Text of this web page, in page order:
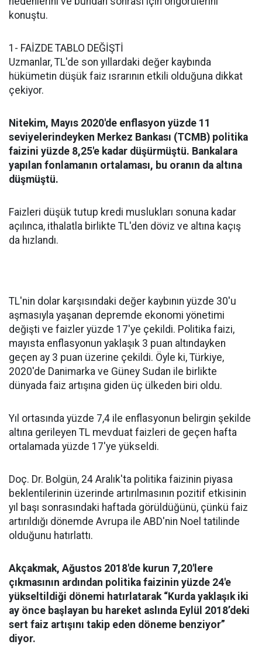
konuştu.
1- FAİZDE TABLO DEĞİŞTİ
Uzmanlar, TL'de son yıllardaki değer kaybında
hükümetin düşük faiz ısrarının etkili olduğuna dikkat
çekiyor.
Nitekim, Mayıs 2020'de enflasyon yüzde 11
seviyelerindeyken Merkez Bankası (TCMB) politika
faizini yüzde 8,25'e kadar düşürmüştü. Bankalara
yapılan fonlamanın ortalaması, bu oranın da altına
düşmüştü.
Faizleri düşük tutup kredi muslukları sonuna kadar
açılınca, ithalatla birlikte TL'den döviz ve altına kaçış
da hızlandı.
TL'nin dolar karşısındaki değer kaybının yüzde 30'u
aşmasıyla yaşanan depremde ekonomi yönetimi
değişti ve faizler yüzde 17'ye çekildi. Politika faizi,
mayısta enflasyonun yaklaşık 3 puan altındayken
geçen ay 3 puan üzerine çekildi. Öyle ki, Türkiye,
2020'de Danimarka ve Güney Sudan ile birlikte
dünyada faiz artışına giden üç ülkeden biri oldu.
Yıl ortasında yüzde 7,4 ile enflasyonun belirgin şekilde
altına gerileyen TL mevduat faizleri de geçen hafta
ortalamada yüzde 17'ye yükseldi.
Doç. Dr. Bolgün, 24 Aralık'ta politika faizinin piyasa
beklentilerinin üzerinde artırılmasının pozitif etkisinin
yıl başı sonrasındaki haftada görüldüğünü, çünkü faiz
artırıldığı dönemde Avrupa ile ABD'nin Noel tatilinde
olduğunu hatırlattı.
Akçakmak, Ağustos 2018'de kurun 7,20'lere
çıkmasının ardından politika faizinin yüzde 24'e
yükseltildiği dönemi hatırlatarak “Kurda yaklaşık iki
ay önce başlayan bu hareket aslında Eylül 2018’deki
sert faiz artışını takip eden döneme benziyor”
diyor.